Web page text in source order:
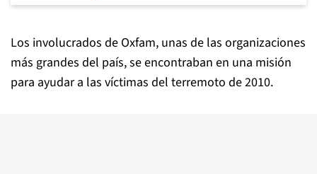
Los involucrados de Oxfam, unas de las organizaciones
más grandes del país, se encontraban en una misión
para ayudar a las víctimas del terremoto de 2010.